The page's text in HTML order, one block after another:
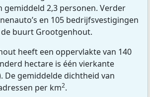
gemiddeld 2,3 personen. Verder
en 105 bedrijfsvestigingen
buurt Grootgenhout.
heeft een oppervlakte van 140
hectare is één vierkante
De gemiddelde dichtheid van
per km2.